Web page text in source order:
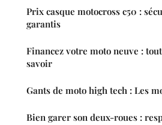
Prix casque motocross c50 :
garantis
Financez votre moto neuve :
savoir
Gants de moto high tech : Les
Bien garer son deux-roues :